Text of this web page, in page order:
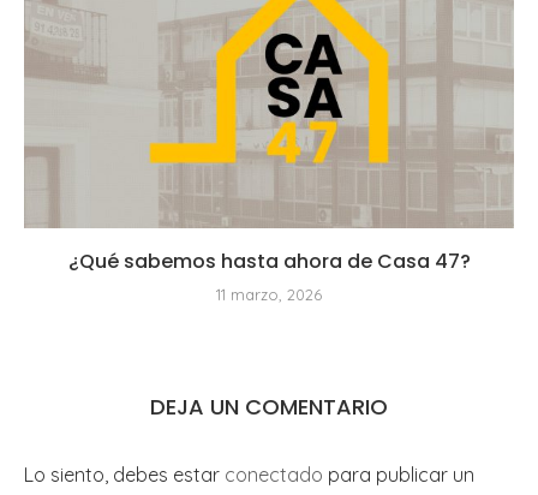
¿Qué sabemos hasta ahora de Casa 47?
11 marzo, 2026
DEJA UN COMENTARIO
Lo siento, debes estar conectado para publicar un